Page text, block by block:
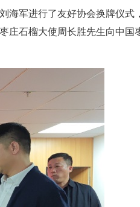
海军进行了友好协会换牌仪式
庄石榴大使周长胜先生向中国